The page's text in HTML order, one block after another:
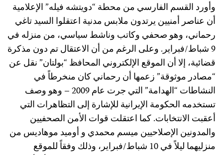
وأورد القسم الفارسي من محطة “دويتشه فيله” الإعلامية
أن عناصر أمنيين يرتدون ملابس مدنية اعتقلوا السيد تاغي
رحماني، وهو صحفي وكاتب وناشط سياسي، من منزله في
9 شباط/فبراير. وعلى الرغم من أن الاعتقال تم دون مذكرة
قضائية، إلا أن الموقع الإلكتروني المحافظ “بولتان” نقل عن
“مصادر موثوقة” زعمها أن رحماني كان منخرطاً في
النشاطات “الهدامة” التي جرت عام 2009 – وهو وصف
تستخدمه الحكومة الإيرانية للإشارة إلى التظاهرات التي
أعقبت الانتخابات. كما اعتقلت قوات الأمن الصحفيين
والمدونين الإصلاحيين ميسم محمدي و أوميد موهاديس من
منزليهما ليلاً في 10 شباط/فبراير، وذلك وفقاً للموقع